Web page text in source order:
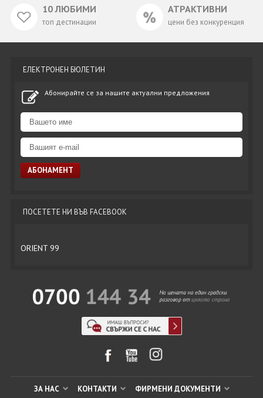
10 ЛЮБИМИ
топ дестинации
АТРАКТИВНИ
цени без конкуренция
ЕЛЕКТРОНЕН БЮЛЕТИН
Абонирайте се за нашите актуални предложения
ПОСЕТЕТЕ НИ ВЪВ FACEBOOK
ORIENT 99
ЗА НАС КОНТАКТИ ФИРМЕНИ ДОКУМЕНТИ